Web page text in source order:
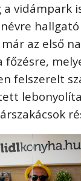
vidámpark
az első
főzésre,
felszerelt